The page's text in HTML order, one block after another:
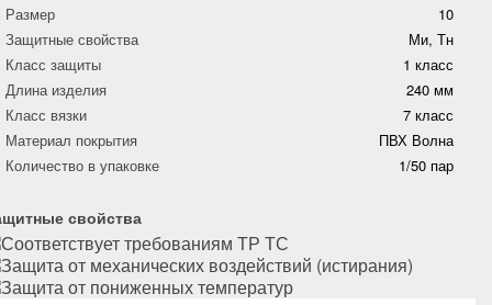
Размер
10
Защитные свойства
Ми, Тн
Класс защиты
1 класс
Длина изделия
240 мм
Класс вязки
7 класс
Материал покрытия
ПВХ Волна
Количество в упаковке
1/50 пар
свойства